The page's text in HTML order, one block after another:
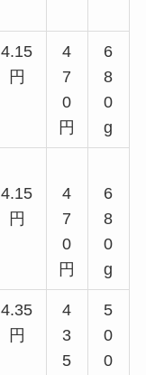
4.15
円
4
7
0
円
6
8
0
g
4.15
円
4
7
0
円
6
8
0
g
4.35
円
4
3
5
5
0
0